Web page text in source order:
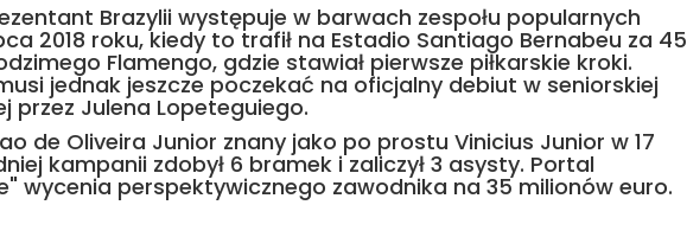
Brazylii występuje w barwach zespołu popularnych
2018 roku, kiedy to trafił na Estadio Santiago Bernabeu za 45
Flamengo, gdzie stawiał pierwsze piłkarskie kroki.
jednak jeszcze poczekać na oficjalny debiut w seniorskiej
przez Julena Lopeteguiego.
de Oliveira Junior znany jako po prostu Vinicius Junior w 17
kampanii zdobył 6 bramek i zaliczył 3 asysty. Portal
wycenia perspektywicznego zawodnika na 35 milionów euro.